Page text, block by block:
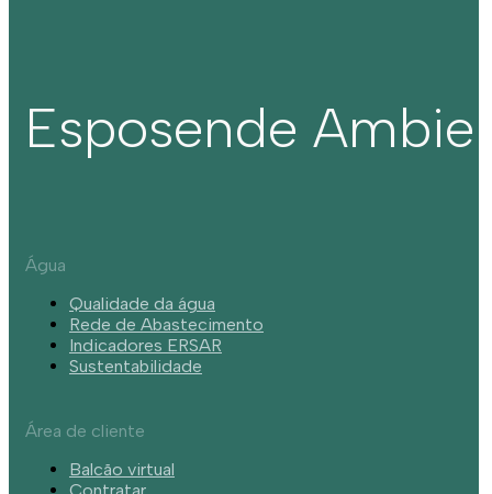
Esposende
Água
Qualidade da água
Rede de Abastecimento
Indicadores ERSAR
Sustentabilidade
Área de cliente
Balcão virtual
Contratar